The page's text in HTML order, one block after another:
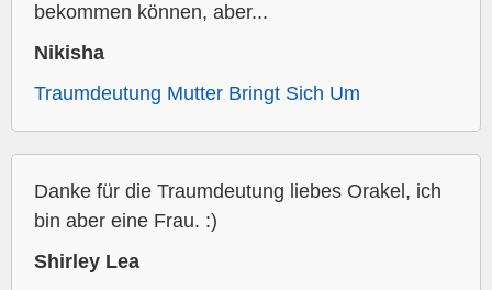
bekommen können, aber...
Nikisha
Traumdeutung Mutter Bringt Sich Um
Danke für die Traumdeutung liebes Orakel, ich
bin aber eine Frau. :)
Shirley Lea